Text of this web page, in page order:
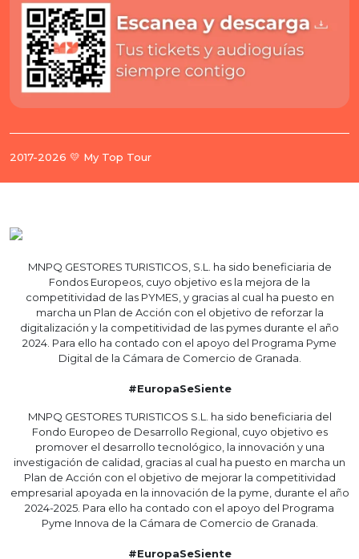
2017-2026 💛 My Top Tour
MNPQ GESTORES TURISTICOS, S.L. ha sido beneficiaria de
Fondos Europeos, cuyo objetivo es la mejora de la
competitividad de las PYMES, y gracias al cual ha puesto en
marcha un Plan de Acción con el objetivo de reforzar la
digitalización y la competitividad de las pymes durante el año
2024. Para ello ha contado con el apoyo del Programa Pyme
Digital de la Cámara de Comercio de Granada.
#EuropaSeSiente
MNPQ GESTORES TURISTICOS S.L. ha sido beneficiaria del
Fondo Europeo de Desarrollo Regional, cuyo objetivo es
promover el desarrollo tecnológico, la innovación y una
investigación de calidad, gracias al cual ha puesto en marcha un
Plan de Acción con el objetivo de mejorar la competitividad
empresarial apoyada en la innovación de la pyme, durante el año
2024-2025. Para ello ha contado con el apoyo del Programa
Pyme Innova de la Cámara de Comercio de Granada.
#EuropaSeSiente